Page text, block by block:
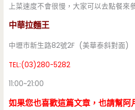
上菜速度不會很慢，大家可以去點餐來
中華拉麵王
中壢市新生路82號2F (美華泰斜對面)
TEL:(03)280-5282
11:00~21:00
如果您也喜歡這篇文章，也請幫阿